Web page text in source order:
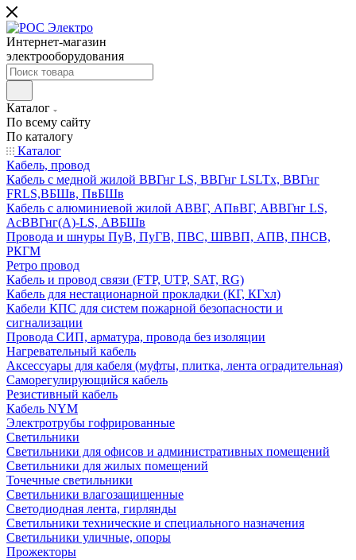
Интернет-магазин
электрооборудования
Каталог
По всему сайту
По каталогу
Каталог
Кабель, провод
Кабель с медной жилой ВВГнг LS, ВВГнг LSLTx, ВВГнг
FRLS,ВБШв, ПвБШв
Кабель с алюминиевой жилой АВВГ, АПвВГ, АВВГнг LS,
АсВВГнг(А)-LS, АВБШв
Провода и шнуры ПуВ, ПуГВ, ПВС, ШВВП, АПВ, ПНСВ,
РКГМ
Ретро провод
Кабель и провод связи (FTP, UTP, SAT, RG)
Кабель для нестационарной прокладки (КГ, КГхл)
Кабели КПС для систем пожарной безопасности и
сигнализации
Провода СИП, арматура, провода без изоляции
Нагревательный кабель
Аксессуары для кабеля (муфты, плитка, лента оградительная)
Саморегулирующийся кабель
Резистивный кабель
Кабель NYM
Электротрубы гофрированные
Светильники
Светильники для офисов и административных помещений
Светильники для жилых помещений
Точечные светильники
Светильники влагозащищенные
Светодиодная лента, гирлянды
Светильники технические и специального назначения
Светильники уличные, опоры
Прожекторы